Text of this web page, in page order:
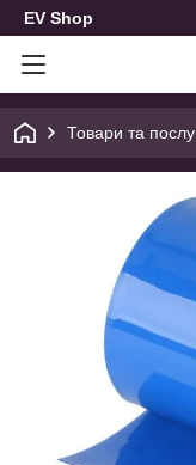
EV Shop
Товари та